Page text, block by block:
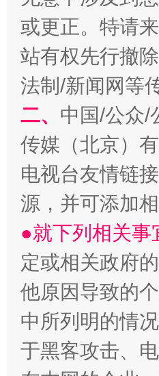
受贿1.44亿！段成刚被
全民健身五年计划来了！
或更正。特请
站有权先行撤
法制/新闻网等
二、 中国/公众/
传媒（北京）
电视台友情链
源，并可添加相
●就下列相关
定或相关政府
他原因导致的
中所列明的情
于黑客攻击、